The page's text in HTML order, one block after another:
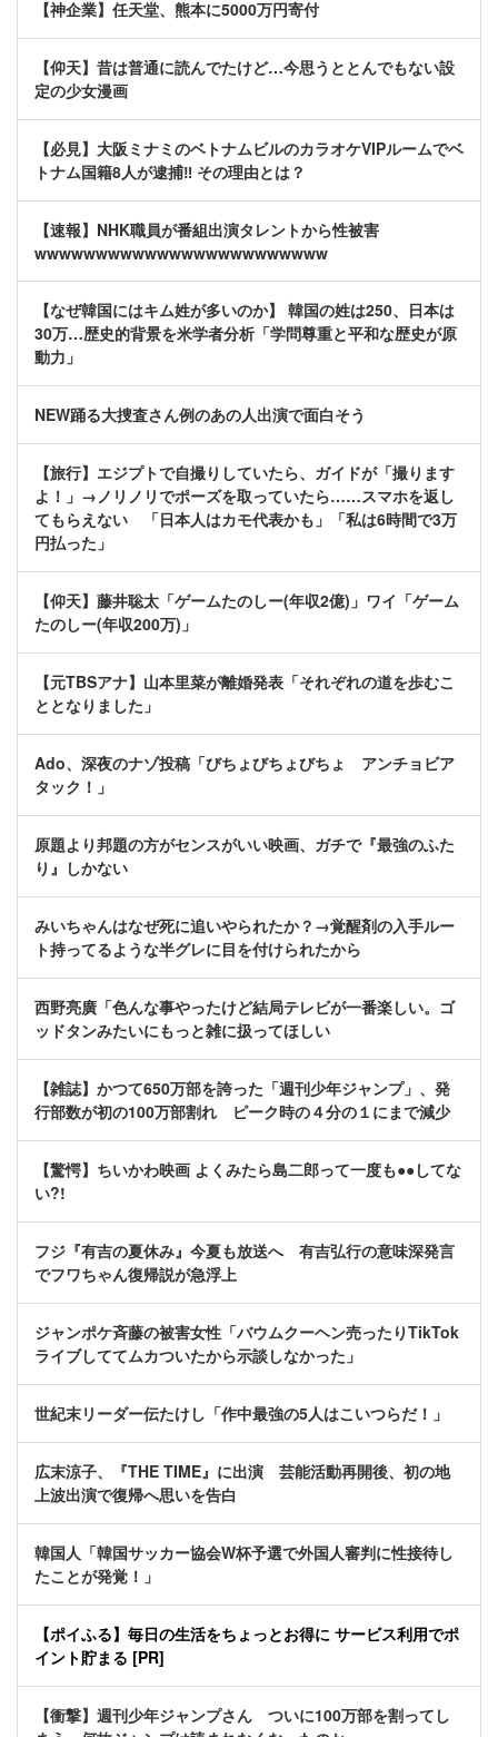
【神企業】任天堂、熊本に5000万円寄付
【仰天】昔は普通に読んでたけど…今思うととんでもない設
定の少女漫画
【必見】大阪ミナミのベトナムビルのカラオケVIPルームでベ
トナム国籍8人が逮捕‼ その理由とは？
【速報】NHK職員が番組出演タレントから性被害
wwwwwwwwwwwwwwwwwwwwwwww
【なぜ韓国にはキム姓が多いのか】 韓国の姓は250、日本は
30万…歴史的背景を米学者分析「学問尊重と平和な歴史が原
動力」
NEW踊る大捜査さん例のあの人出演で面白そう
【旅行】エジプトで自撮りしていたら、ガイドが「撮ります
よ！」→ノリノリでポーズを取っていたら……スマホを返し
てもらえない 「日本人はカモ代表かも」「私は6時間で3万
円払った」
【仰天】藤井聡太「ゲームたのしー(年収2億)」ワイ「ゲーム
たのしー(年収200万)」
【元TBSアナ】山本里菜が離婚発表「それぞれの道を歩むこ
ととなりました」
Ado、深夜のナゾ投稿「びちょびちょびちょ アンチョビア
タック！」
原題より邦題の方がセンスがいい映画、ガチで『最強のふた
り』しかない
みいちゃんはなぜ死に追いやられたか？→覚醒剤の入手ルー
ト持ってるような半グレに目を付けられたから
西野亮廣「色んな事やったけど結局テレビが一番楽しい。ゴ
ッドタンみたいにもっと雑に扱ってほしい
【雑誌】かつて650万部を誇った「週刊少年ジャンプ」、発
行部数が初の100万部割れ ピーク時の４分の１にまで減少
【驚愕】ちいかわ映画 よくみたら島二郎って一度も●●してな
い?!
フジ『有吉の夏休み』今夏も放送へ 有吉弘行の意味深発言
でフワちゃん復帰説が急浮上
ジャンポケ斉藤の被害女性「バウムクーヘン売ったりTikTok
ライブしててムカついたから示談しなかった」
世紀末リーダー伝たけし「作中最強の5人はこいつらだ！」
広末涼子、『THE TIME』に出演 芸能活動再開後、初の地
上波出演で復帰へ思いを告白
韓国人「韓国サッカー協会W杯予選で外国人審判に性接待し
たことが発覚！」
【ポイふる】毎日の生活をちょっとお得に サービス利用でポ
イント貯まる [PR]
【衝撃】週刊少年ジャンプさん ついに100万部を割ってし